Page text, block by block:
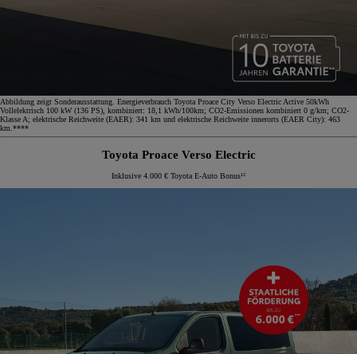
Abbildung zeigt Sonderausstattung. Energieverbrauch Toyota Proace City Verso Electric Active 50kWh
Vollelektrisch 100 kW (136 PS), kombiniert: 18,1 kWh/100km; CO2-Emissionen kombiniert 0 g/km; CO2-
Klasse A; elektrische Reichweite (EAER): 341 km und elektrische Reichweite innerorts (EAER City): 463
km.****
Toyota Proace Verso Electric
Inklusive 4.000 € Toyota E-Auto Bonus¹²